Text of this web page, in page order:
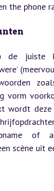
the phone
juiste
vorm
wordt
of
scène uit